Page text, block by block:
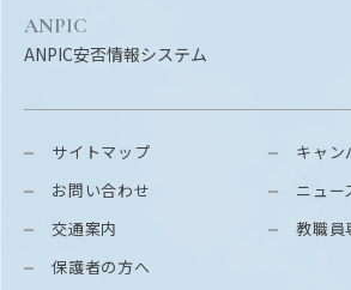
サイトマップ
お問い合わせ
交通案内
保護者の方へ
キャン
ニュー
教職員
ANPIC
ANPIC安否情報システム